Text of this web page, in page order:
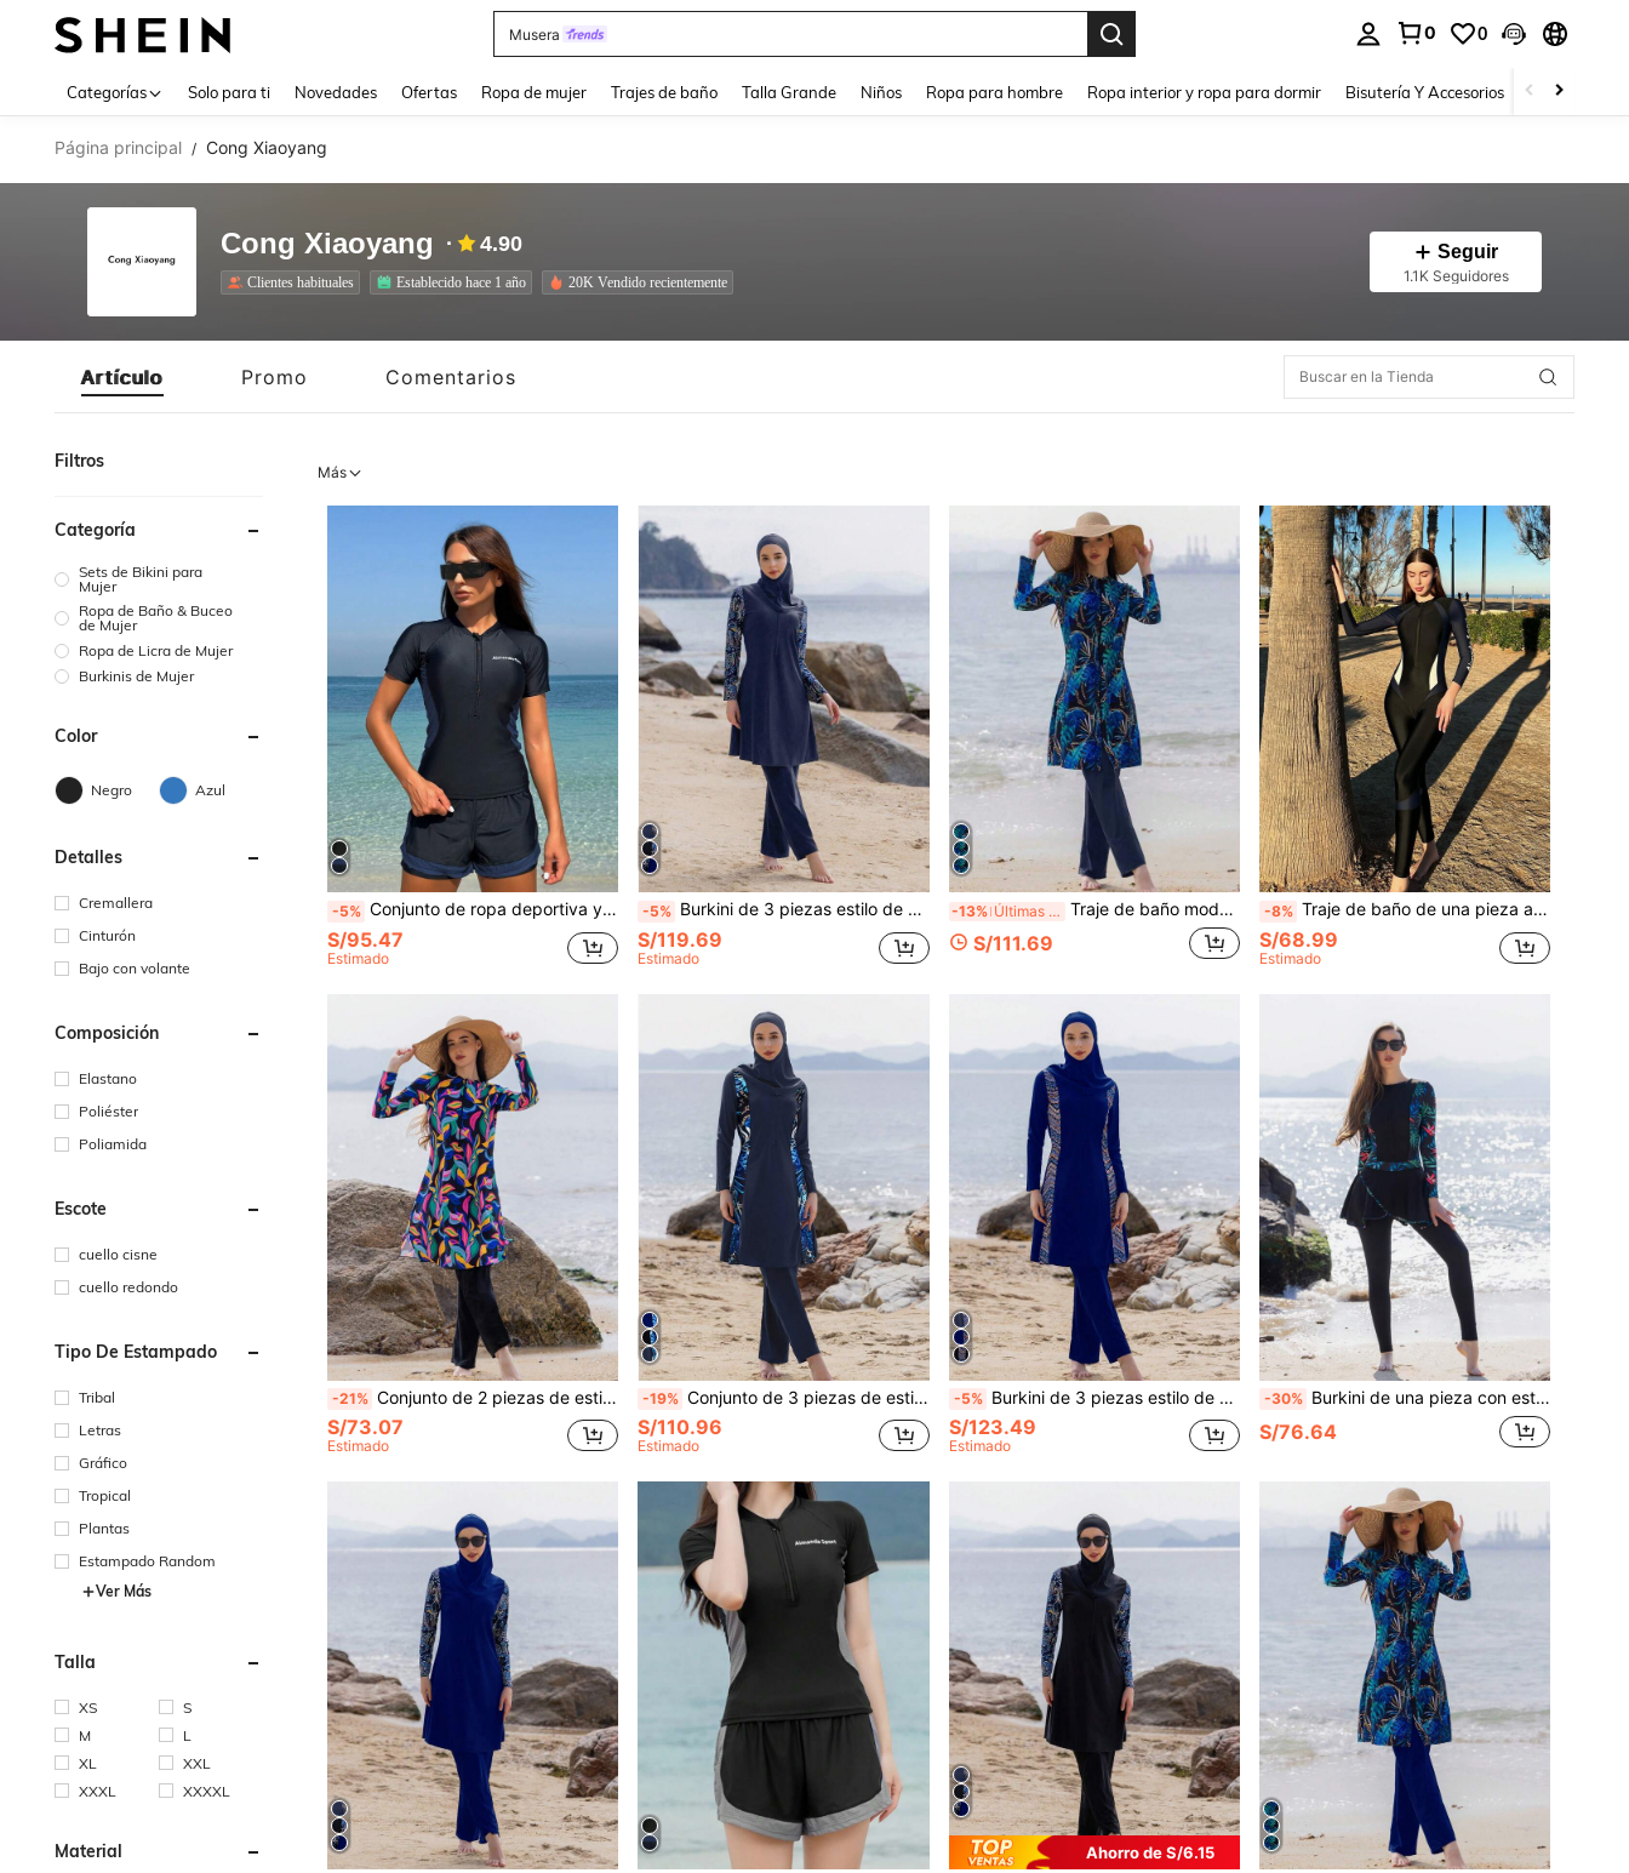
Musera
0 0
Categorías Solo para ti Novedades Ofertas Ropa de mujer Trajes de baño Talla Grande Niños Ropa para hombre Ropa interior y ropa para dormir Bisutería Y Accesorios Zapatos
Página principal / Cong Xiaoyang
Cong Xiaoyang 4.90
Clientes habituales Establecido hace 1 año 20K Vendido recientemente
Seguir
1.1K Seguidores
Artículo Promo Comentarios
Filtros
Categoría
Sets de Bikini para
Mujer
Ropa de Baño & Buceo
de Mujer
Ropa de Licra de Mujer
Burkinis de Mujer
Color
Negro Azul
Detalles
Cremallera
Cinturón
Bajo con volante
Composición
Elastano
Poliéster
Poliamida
Escote
cuello cisne
cuello redondo
Tipo De Estampado
Tribal
Letras
Gráfico
Tropical
Plantas
Estampado Random
Ver Más
Talla
XS
S
M
L
XL
XXL
XXXL
XXXXL
Material
Más
-5% Conjunto de ropa deportiva y traje de baño de verano con parte superior de manga raglán con estampado de letras y shorts para mujeres
S/95.47
Estimado
-5% Burkini de 3 piezas estilo de Oriente Medio con sombrero, traje de baño conservador de Body completo para mujeres, deportes de playa de verano y vacaciones
S/119.69
Estimado
-13% Últimas 8 hrs Traje de baño modesto de 2 piezas con manga larga y pantalón largo, estilo de Oriente Medio, para vacaciones de verano en la playa
S/111.69
-8% Traje de baño de una pieza ajustado para mujer para deportes al aire libre, vacaciones, playa, negro, verano
S/68.99
Estimado
-21% Conjunto de 2 piezas de estilo de Oriente Medio con top de manga larga y pantalones largos, traje de baño modesto para mujeres, ropa de playa para vacaciones de verano en negro
S/73.07
Estimado
-19% Conjunto de 3 piezas de estilo de Oriente Medio para mujer con manga larga y pantalones largos, burkini modesto con capucha, traje de baño de Body completo para playa, deportes y vacaciones de verano
S/110.96
Estimado
-5% Burkini de 3 piezas estilo de Oriente Medio con sombrero, traje de baño conservador de Body completo para mujeres, para deportes de playa y vacaciones de verano
S/123.49
Estimado
-30% Burkini de una pieza con estampado floral estilo de Oriente Medio, traje de baño modesto de Body completo para mujer, verano, vacaciones en la playa, negro
S/76.64
Ahorro de S/6.15